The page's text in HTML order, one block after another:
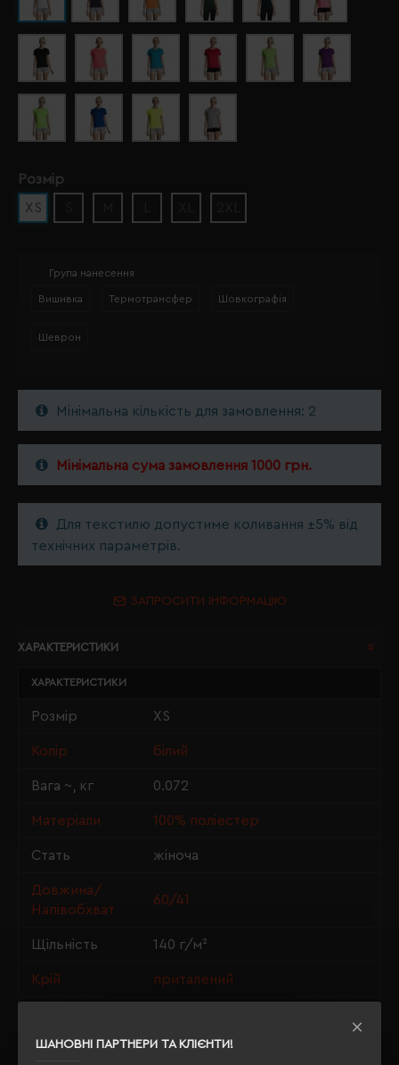
ШАНОВНІ ПАРТНЕРИ ТА КЛІЄНТИ!
Розмір
XS
Група нанесення
Вишивка Термотрансфер Шовкографія
Шеврон
Мінімальна кількість для замовлення: 2
Мінімальна сума замовлення 1000 грн.
Для текстилю допустиме коливання ±5% від
технічних параметрів.
ЗАПРОСИТИ ІНФОРМАЦІЮ
ХАРАКТЕРИСТИКИ
ХАРАКТЕРИСТИКИ
Розмір XS
Колір білий
Вага ~, кг 0.072
Матеріали 100% поліестер
Стать жіноча
Довжина/
Напівобхват
60/41
Щільність 140 г/м²
Крій приталений